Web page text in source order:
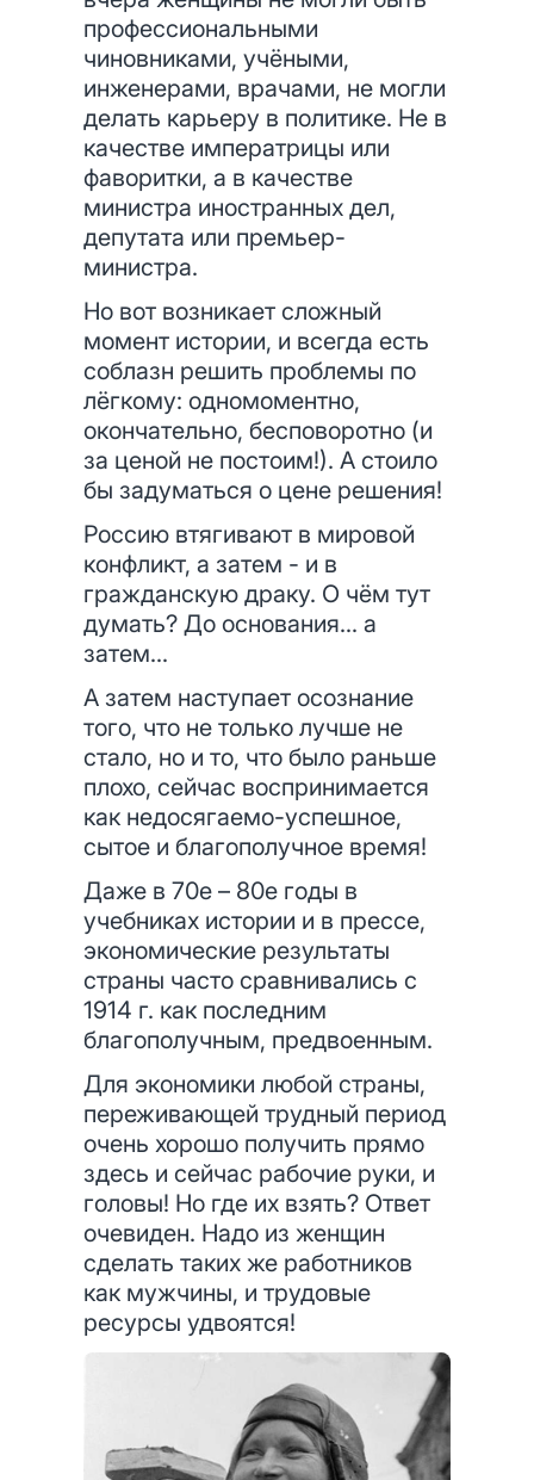
профессиональными
чиновниками, учёными,
инженерами, врачами, не могли
делать карьеру в политике. Не в
качестве императрицы или
фаворитки, а в качестве
министра иностранных дел,
депутата или премьер-
министра.
Но вот возникает сложный
момент истории, и всегда есть
соблазн решить проблемы по
лёгкому: одномоментно,
окончательно, бесповоротно (и
за ценой не постоим!). А стоило
бы задуматься о цене решения!
Россию втягивают в мировой
конфликт, а затем - и в
гражданскую драку. О чём тут
думать? До основания… а
затем…
А затем наступает осознание
того, что не только лучше не
стало, но и то, что было раньше
плохо, сейчас воспринимается
как недосягаемо-успешное,
сытое и благополучное время!
Даже в 70е – 80е годы в
учебниках истории и в прессе,
экономические результаты
страны часто сравнивались с
1914 г. как последним
благополучным, предвоенным.
Для экономики любой страны,
переживающей трудный период
очень хорошо получить прямо
здесь и сейчас рабочие руки, и
головы! Но где их взять? Ответ
очевиден. Надо из женщин
сделать таких же работников
как мужчины, и трудовые
ресурсы удвоятся!